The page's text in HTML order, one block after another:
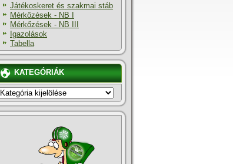
Játékoskeret és szakmai stáb
Mérkőzések - NB I
Mérkőzések - NB III
Igazolások
Tabella
KATEGÓRIÁK
KATEGÓRIÁK